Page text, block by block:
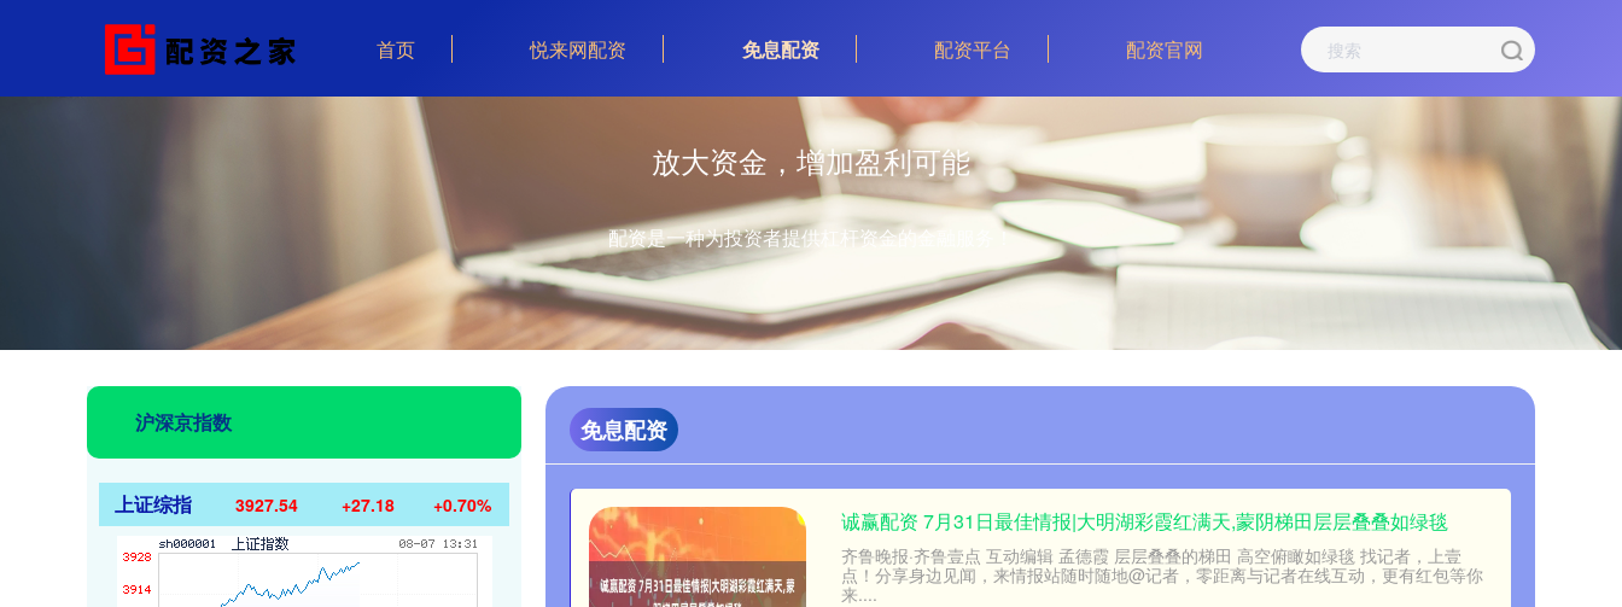
首页 悦来网配资 免息配资 配资平台 配资官网
放大资金，增加盈利可能
配资是一种为投资者提供杠杆资金的金融服务！
免息配资
诚赢配资 7月31日最佳情报|大明湖彩霞红满天,蒙阴梯田层层叠叠如绿毯
齐鲁晚报·齐鲁壹点 互动编辑 孟德霞 层层叠叠的梯田 高空俯瞰如绿毯 找记者，上壹
点！分享身边见闻，来情报站随时随地@记者，零距离与记者在线互动，更有红包等你
来....
沪深京指数
上证综指 3927.54 +27.18 +0.70%